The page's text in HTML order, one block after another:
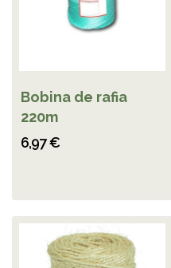
Bobina de rafia
220m
6,97 €